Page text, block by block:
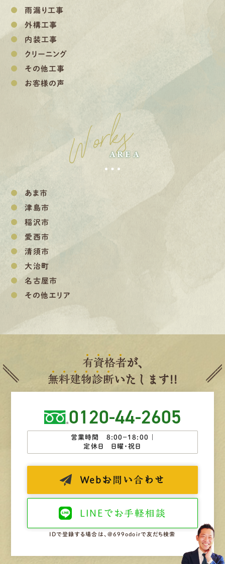
雨漏り工事
外構工事
内装工事
クリーニング
その他工事
お客様の声
Works
AREA
あま市
津島市
稲沢市
愛西市
清須市
大治町
名古屋市
その他エリア
有資格者が、
無料建物診断いたします!!
0120-44-2605
営業時間 8:00−18:00 ｜
定休日 日曜・祝日
Web お問い合わせ
LINEで お手軽相談
IDで登録する場合は、@699odoirで友だち検索